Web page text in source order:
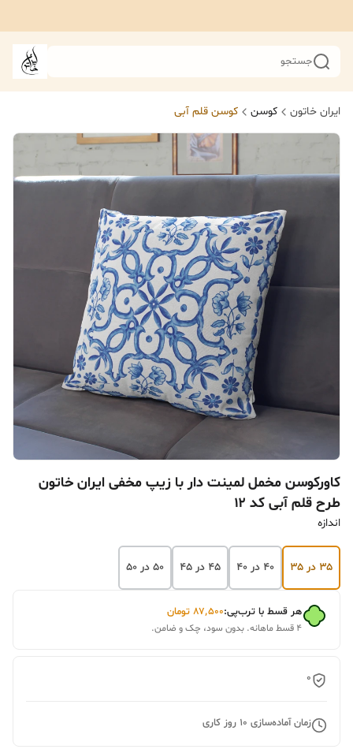
جستجو
ایران خاتون کوسن کوسن قلم آبی
کاورکوسن مخمل لمینت دار با زیپ مخفی ایران خاتون
طرح قلم آبی کد ۱۲
اندازه
۳۵ در ۳۵ ۴۰ در ۴۰ ۴۵ در ۴۵ ۵۰ در ۵۰
هر قسط با ترب‌پی:۸۷٬۵۰۰ تومان
۴ قسط ماهانه. بدون سود، چک و ضامن.
0
زمان آماده‌سازی 10 روز کاری